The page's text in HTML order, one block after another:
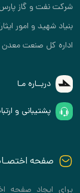
شرکت نفت و گاز
بنیاد شهید و امور
اداره کل صنعت معدن
دربــاره مـا
پشتیبانی و
صفحه
برای ایجاد صفحه